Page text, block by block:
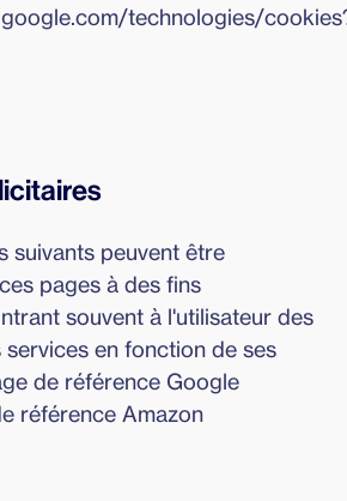
technologies/
suivants peuvent être
pages à des fins
souvent à l'utilisateur des
en fonction de ses
de référence Google
référence Amazon